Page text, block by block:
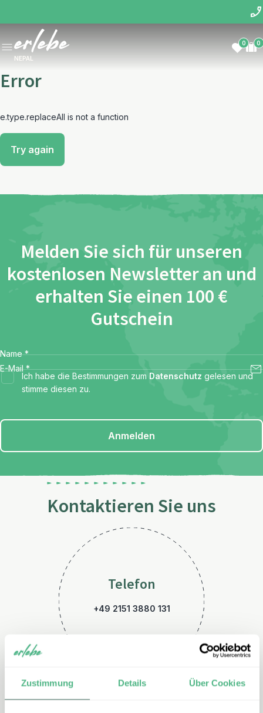
Zustimmung Details Über Cookies
NEPAL
0 0
Error
e.type.replaceAll is not a function
Try again
Melden Sie sich für unseren
kostenlosen Newsletter an und
erhalten Sie einen 100 €
Gutschein
Name *
E-Mail *
Ich habe die Bestimmungen zum Datenschutz gelesen und
stimme diesen zu.
Anmelden
Kontaktieren Sie uns
Telefon
+49 2151 3880 131